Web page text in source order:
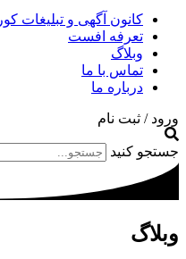
کانون آگهی و تبلیغات
تعرفه افست
وبلاگ
تماس با ما
درباره ما
ورود / ثبت نام
جستجو کنید
وبلاگ